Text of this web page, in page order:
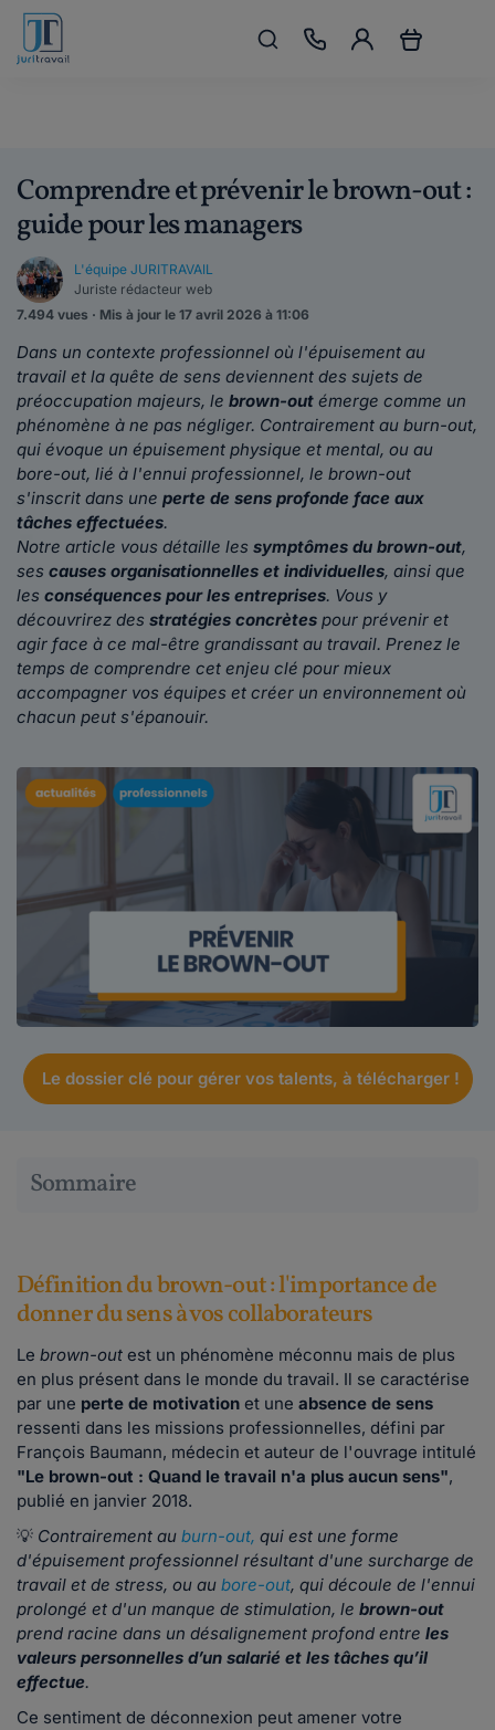
Comprendre et prévenir le brown-out :
guide pour les managers
L'équipe JURITRAVAIL
Juriste rédacteur web
7.494 vues · Mis à jour le 17 avril 2026 à 11:06
Dans un contexte professionnel où l'épuisement au
travail et la quête de sens deviennent des sujets de
préoccupation majeurs, le brown-out émerge comme un
phénomène à ne pas négliger. Contrairement au burn-out,
qui évoque un épuisement physique et mental, ou au
bore-out, lié à l'ennui professionnel, le brown-out
s'inscrit dans une perte de sens profonde face aux
tâches effectuées.
Notre article vous détaille les symptômes du brown-out,
ses causes organisationnelles et individuelles, ainsi que
les conséquences pour les entreprises. Vous y
découvrirez des stratégies concrètes pour prévenir et
agir face à ce mal-être grandissant au travail. Prenez le
temps de comprendre cet enjeu clé pour mieux
accompagner vos équipes et créer un environnement où
chacun peut s'épanouir.
Le dossier clé pour gérer vos talents, à télécharger !
Sommaire
Définition du brown-out : l'importance de
donner du sens à vos collaborateurs
Le brown-out est un phénomène méconnu mais de plus
en plus présent dans le monde du travail. Il se caractérise
par une perte de motivation et une absence de sens
ressenti dans les missions professionnelles, défini par
François Baumann, médecin et auteur de l'ouvrage intitulé
"Le brown-out : Quand le travail n'a plus aucun sens",
publié en janvier 2018.
💡 Contrairement au burn-out, qui est une forme
d'épuisement professionnel résultant d'une surcharge de
travail et de stress, ou au bore-out, qui découle de l'ennui
prolongé et d'un manque de stimulation, le brown-out
prend racine dans un désalignement profond entre les
valeurs personnelles d’un salarié et les tâches qu’il
effectue.
Ce sentiment de déconnexion peut amener votre